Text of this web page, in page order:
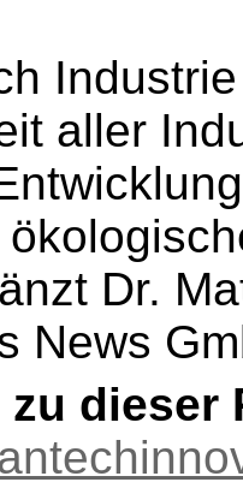
aller
Dr.
News
dieser